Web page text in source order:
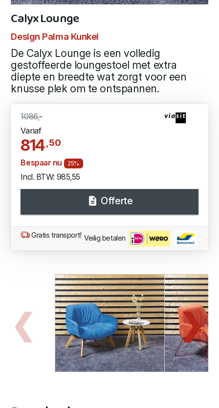
Calyx Lounge
Design Palma Kunkel
De Calyx Lounge is een volledig
gestoffeerde loungestoel met extra
diepte en breedte wat zorgt voor een
knusse plek om te ontspannen.
1086,-
Vanaf
814,50
Bespaar nu 25%
Incl. BTW: 985,55
Offerte
Gratis transport! Veilig betalen